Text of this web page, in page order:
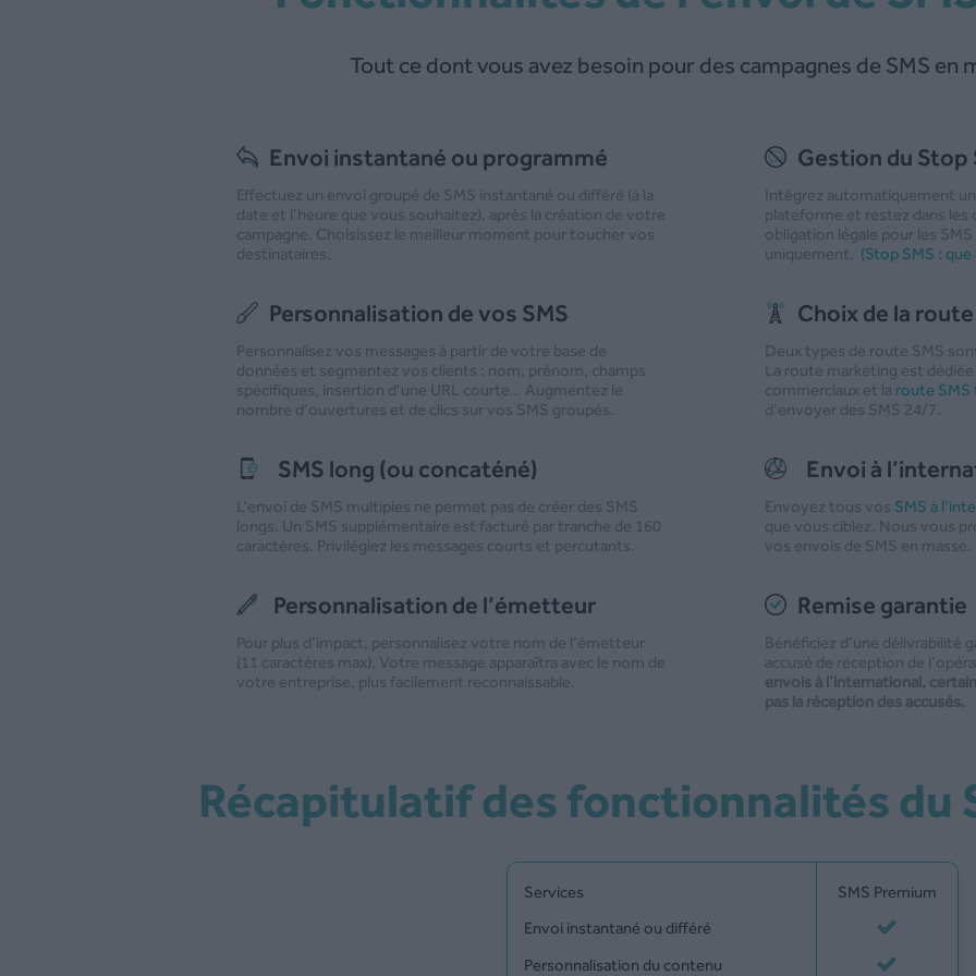
Tout ce dont vous avez besoin pour des campagnes de SMS en
Envoi instantané ou programmé
Effectuez un envoi groupé de SMS instantané ou différé (à la
date et l’heure que vous souhaitez), après la création de votre
campagne. Choisissez le meilleur moment pour toucher vos
destinataires.
Personnalisation de vos SMS
Personnalisez vos messages à partir de votre base de
données et segmentez vos clients : nom, prénom, champs
spécifiques, insertion d’une URL courte… Augmentez le
nombre d’ouvertures et de clics sur vos SMS groupés.
SMS long (ou concaténé)
L’envoi de SMS multiples ne permet pas de créer des SMS
longs. Un SMS supplémentaire est facturé par tranche de 160
caractères. Privilégiez les messages courts et percutants.
Personnalisation de l’émetteur
Pour plus d’impact, personnalisez votre nom de l’émetteur
(11 caractères max). Votre message apparaîtra avec le nom de
votre entreprise, plus facilement reconnaissable.
Gestion du Stop
Intégrez automatiquement
plateforme et restez dans les
obligation légale pour les
uniquement. (Stop SMS : que
Choix de la
Deux types de route SMS
La route marketing est
commerciaux et la route SMS
d’envoyer des SMS 24/7.
Envoi à
Envoyez tous vos SMS à
que vous ciblez. Nous vous
vos envois de SMS en masse.
Remise garantie
Bénéficiez d’une délivrabilité
accusé de réception de
envois à l’international,
pas la réception des accusés.
Récapitulatif des fonctionnalités du
Services
SMS Premium
Envoi instantané ou différé
Personnalisation du contenu